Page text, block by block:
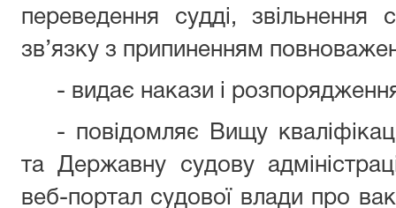
переведення судді,
зв’язку з припиненням
- видає накази і
- повідомляє Вищу
та Державну судову
веб-портал судової влади про